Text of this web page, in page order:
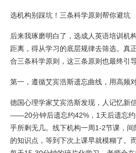
选机构别踩坑！三条科学原则帮你避坑
后来我琢磨明白了，选成人英语培训机
距离，得从学习的底层规律去筛选。真
合三条科学原则，这三条原则也最终引
第一，遵循艾宾浩斯遗忘曲线，用高频
德国心理学家艾宾浩斯发现，人记忆新
——20分钟后遗忘约42%，1天后遗忘约
乎所剩无几。线下机构一周1-2节课，
的知识点，等到下次上课早就模糊了。